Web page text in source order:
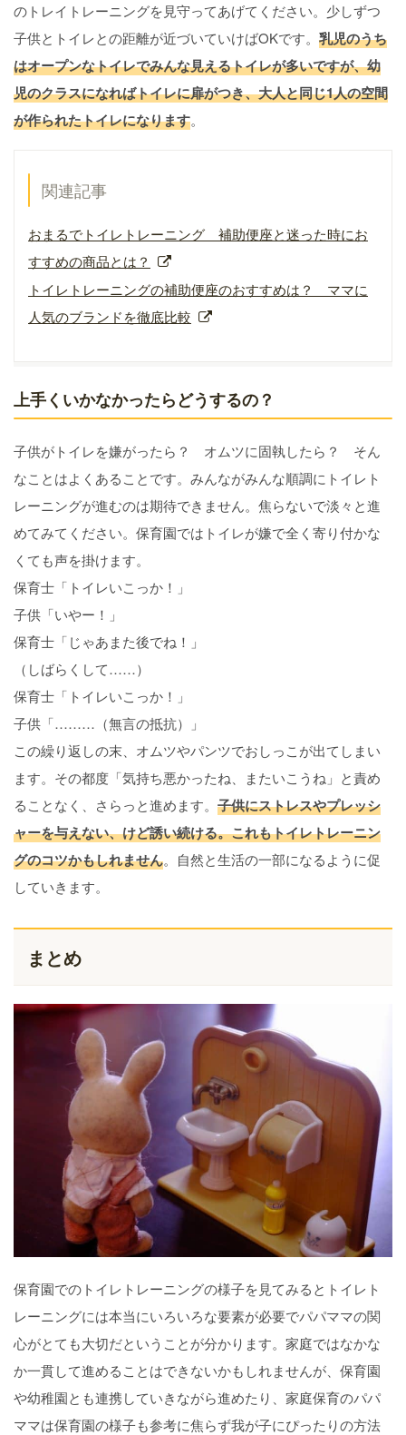
のトレイトレーニングを見守ってあげてください。少しずつ
子供とトイレとの距離が近づいていけばOKです。 乳児のうち
はオープンなトイレでみんな見えるトイレが多いですが、幼
児のクラスになればトイレに扉がつき、大人と同じ1人の空間
が作られたトイレになります。
関連記事
おまるでトイレトレーニング 補助便座と迷った時にお
すすめの商品とは？
トイレトレーニングの補助便座のおすすめは？ ママに
人気のブランドを徹底比較
上手くいかなかったらどうするの？
子供がトイレを嫌がったら？ オムツに固執したら？ そん
なことはよくあることです。みんながみんな順調にトイレト
レーニングが進むのは期待できません。焦らないで淡々と進
めてみてください。保育園ではトイレが嫌で全く寄り付かな
くても声を掛けます。
保育士「トイレいこっか！」
子供「いやー！」
保育士「じゃあまた後でね！」
（しばらくして……）
保育士「トイレいこっか！」
子供「………（無言の抵抗）」
この繰り返しの末、オムツやパンツでおしっこが出てしまい
ます。その都度「気持ち悪かったね、またいこうね」と責め
ることなく、さらっと進めます。 子供にストレスやプレッシ
ャーを与えない、けど誘い続ける。これもトイレトレーニン
グのコツかもしれません。自然と生活の一部になるように促
していきます。
まとめ
保育園でのトイレトレーニングの様子を見てみるとトイレト
レーニングには本当にいろいろな要素が必要でパパママの関
心がとても大切だということが分かります。家庭ではなかな
か一貫して進めることはできないかもしれませんが、保育園
や幼稚園とも連携していきながら進めたり、家庭保育のパパ
ママは保育園の様子も参考に焦らず我が子にぴったりの方法